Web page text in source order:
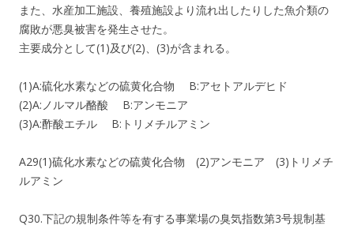
また、水産加工施設、養殖施設より流れ出したりした魚介類の
腐敗が悪臭被害を発生させた。
主要成分として(1)及び(2)、(3)が含まれる。
(1)A:硫化水素などの硫黄化合物 B:アセトアルデヒド
(2)A:ノルマル酪酸 B:アンモニア
(3)A:酢酸エチル B:トリメチルアミン
A29(1)硫化水素などの硫黄化合物 (2)アンモニア (3)トリメチ
ルアミン
Q30.下記の規制条件等を有する事業場の臭気指数第3号規制基